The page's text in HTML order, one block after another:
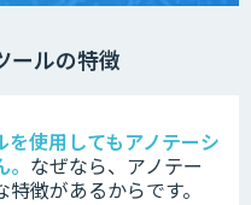
ールの特徴
を使用してもアノテーシ
なぜなら、アノテー
徴があるからです。